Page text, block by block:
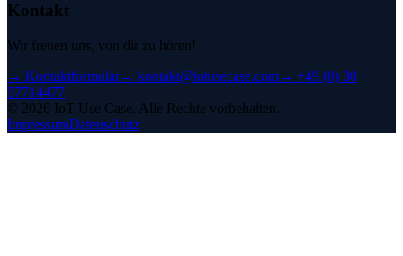
Kontakt
Wir freuen uns, von dir zu hören!
→ Kontaktformular→ kontakt@iotusecase.com→ +49 (0) 30
57714477
© 2026 IoT Use Case. Alle Rechte vorbehalten.
ImpressumDatenschutz